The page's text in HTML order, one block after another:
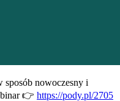
sposób nowoczesny i
👉 https://pody.pl/2705